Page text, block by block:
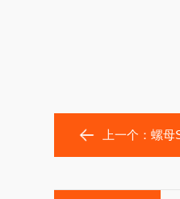
上一个：螺母